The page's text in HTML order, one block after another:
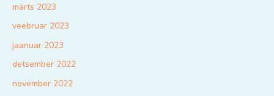
märts 2023
veebruar 2023
jaanuar 2023
detsember 2022
november 2022